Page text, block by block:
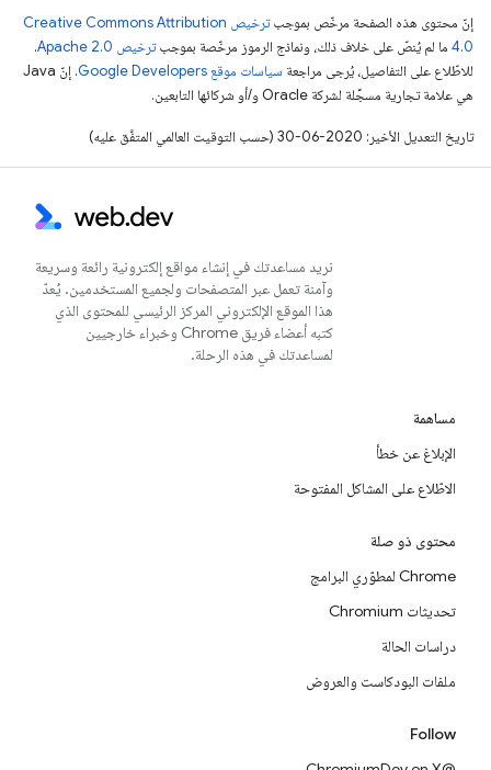
إنّ محتوى هذه الصفحة مرخّص بموجب
ترخيص Creative Commons Attribution
4.0‏ ما لم يُنصّ على خلاف ذلك، ونماذج الرموز مرخّصة بموجبترخيص Apache 2.0‏
.
للاطّلاع على التفاصيل، يُرجى مراجعة سياسات موقع Google Developers‏
. إنّ Java
هي علامة تجارية مسجَّلة لشركة Oracle و/أو شركائها التابعين.
تاريخ التعديل الأخير: 2020-06-30 (حسب التوقيت العالمي المتفَّق عليه)
نريد مساعدتك في إنشاء مواقع إلكترونية رائعة وسريعة
وآمنة تعمل عبر المتصفحات ولجميع المستخدمين. يُعدّ
هذا الموقع الإلكتروني المركز الرئيسي للمحتوى الذي
كتبه أعضاء فريق Chrome وخبراء خارجيين
لمساعدتك في هذه الرحلة.
مساهمة
الإبلاغ عن خطأ
الاطّلاع على المشاكل المفتوحة
محتوى ذو صلة
Chrome لمطوّري البرامج
تحديثات Chromium
دراسات الحالة
ملفات البودكاست والعروض
Follow